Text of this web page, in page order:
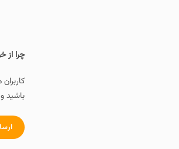
چرا از
باشید